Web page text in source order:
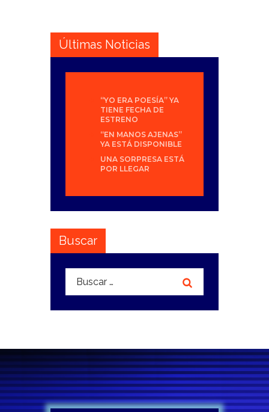
Últimas Noticias
“YO ERA POESÍA” YA
TIENE FECHA DE
ESTRENO
“EN MANOS AJENAS”
YA ESTÁ DISPONIBLE
UNA SORPRESA ESTÁ
POR LLEGAR
Buscar
Buscar: